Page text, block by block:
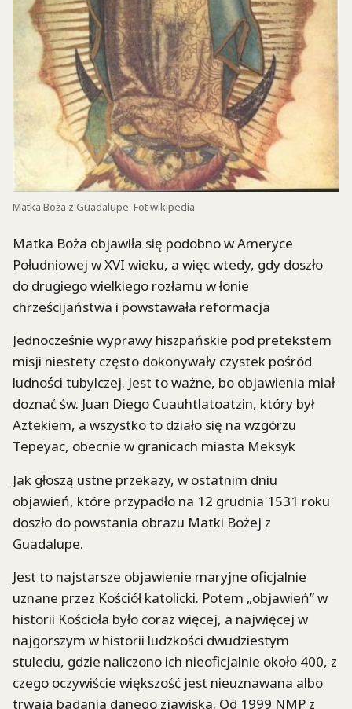
Matka Boża z Guadalupe. Fot wikipedia
Matka Boża objawiła się podobno w Ameryce
Południowej w XVI wieku, a więc wtedy, gdy doszło
do drugiego wielkiego rozłamu w łonie
chrześcijaństwa i powstawała reformacja
Jednocześnie wyprawy hiszpańskie pod pretekstem
misji niestety często dokonywały czystek pośród
ludności tubylczej. Jest to ważne, bo objawienia miał
doznać św. Juan Diego Cuauhtlatoatzin, który był
Aztekiem, a wszystko to działo się na wzgórzu
Tepeyac, obecnie w granicach miasta Meksyk
Jak głoszą ustne przekazy, w ostatnim dniu
objawień, które przypadło na 12 grudnia 1531 roku
doszło do powstania obrazu Matki Bożej z
Guadalupe.
Jest to najstarsze objawienie maryjne oficjalnie
uznane przez Kościół katolicki. Potem „objawień” w
historii Kościoła było coraz więcej, a najwięcej w
najgorszym w historii ludzkości dwudziestym
stuleciu, gdzie naliczono ich nieoficjalnie około 400, z
czego oczywiście większość jest nieuznawana albo
trwają badania danego zjawiska. Od 1999 NMP z